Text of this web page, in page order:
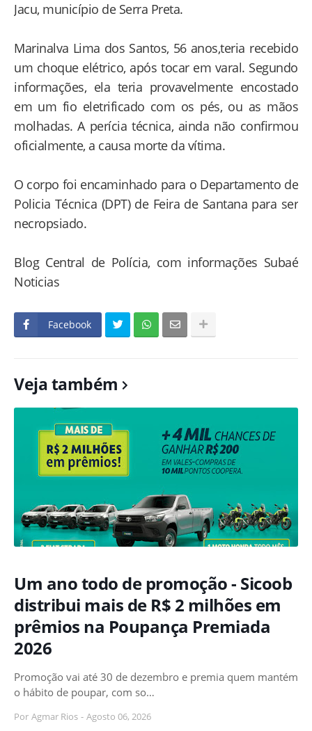
Jacu, município de Serra Preta.
Marinalva Lima dos Santos, 56 anos,teria recebido
um choque elétrico, após tocar em varal. Segundo
informações, ela teria provavelmente encostado
em um fio eletrificado com os pés, ou as mãos
molhadas. A perícia técnica, ainda não confirmou
oficialmente, a causa morte da vítima.
O corpo foi encaminhado para o Departamento de
Policia Técnica (DPT) de Feira de Santana para ser
necropsiado.
Blog Central de Polícia, com informações Subaé
Noticias
Facebook
Veja também
Um ano todo de promoção - Sicoob
distribui mais de R$ 2 milhões em
prêmios na Poupança Premiada
2026
Promoção vai até 30 de dezembro e premia quem mantém
o hábito de poupar, com so…
Por Agmar Rios - Agosto 06, 2026